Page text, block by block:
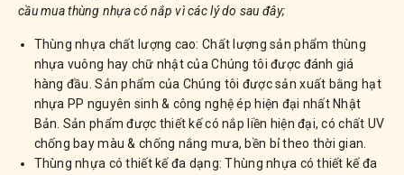
cầu mua thùng nhựa có nắp vì các lý do sau đây;
Thùng nhựa chất lượng cao: Chất lượng sản phẩm thùng
nhựa vuông hay chữ nhật của Chúng tôi được đánh giá
hàng đầu. Sản phẩm của Chúng tôi được sản xuất bằng hạt
nhựa PP nguyên sinh & công nghệ ép hiện đại nhất Nhật
Bản. Sản phẩm được thiết kế có nắp liền hiện đại, có chất UV
chống bay màu & chống nắng mưa, bền bỉ theo thời gian.
Thùng nhựa có thiết kế đa dạng: Thùng nhựa có thiết kế đa